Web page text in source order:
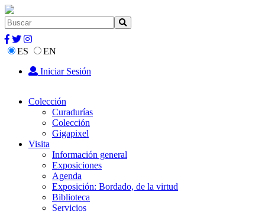
ES
EN
Iniciar Sesión
Colección
Curadurías
Colección
Gigapixel
Visita
Información general
Exposiciones
Agenda
Exposición: Bordado, de la virtud
Biblioteca
Servicios